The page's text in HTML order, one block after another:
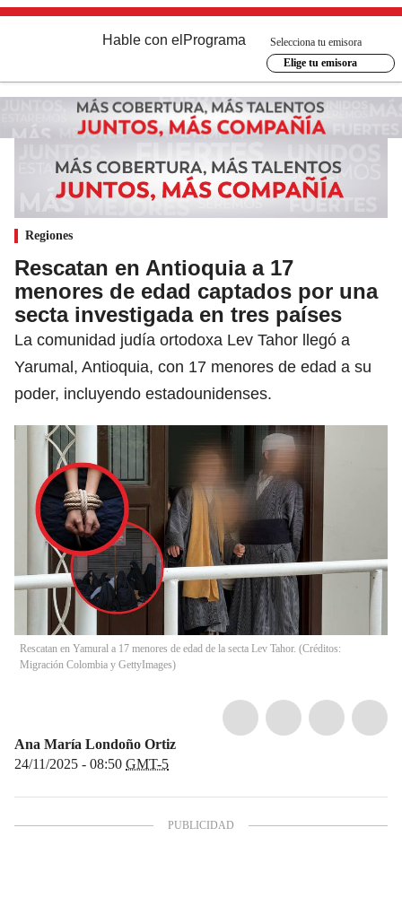
Hable con el Programa
Selecciona tu emisora
Elige tu emisora
Regiones
Rescatan en Antioquia a 17
menores de edad captados por una
secta investigada en tres países
La comunidad judía ortodoxa Lev Tahor llegó a
Yarumal, Antioquia, con 17 menores de edad a su
poder, incluyendo estadounidenses.
Rescatan en Yamural a 17 menores de edad de la secta Lev Tahor. (Créditos:
Migración Colombia y GettyImages)
Ana María Londoño Ortiz
24/11/2025 - 08:50 GMT-5